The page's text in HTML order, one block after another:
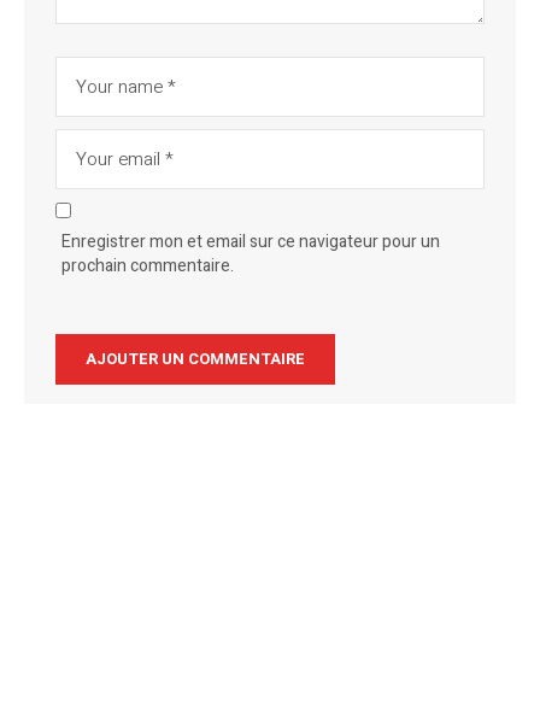
Enregistrer mon et email sur ce navigateur pour un
prochain commentaire.